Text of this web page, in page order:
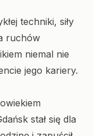
techniki, siły
ruchów
niemal nie
jego kariery.
stał się dla